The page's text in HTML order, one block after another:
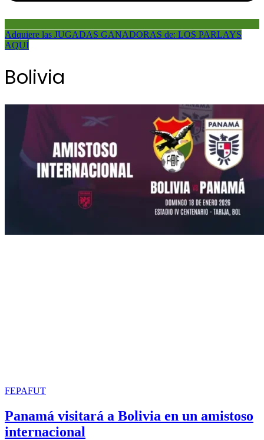
Adquiere las JUGADAS GANADORAS de: LOS PARLAYS
AQUÍ
Bolivia
FEPAFUT
Panamá visitará a Bolivia en un amistoso
internacional